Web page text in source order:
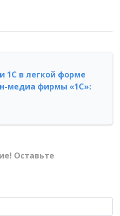
1С в легкой форме
медиа фирмы «1С»:
Оставьте